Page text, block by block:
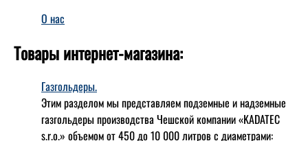
О нас
Товары интернет-магазина:
Газгольдеры.
Этим разделом мы представляем подземные и надземные
газгольдеры производства Чешской компании «KADATEC
s.r.o.» объемом от 450 до 10 000 литров с диаметрами: